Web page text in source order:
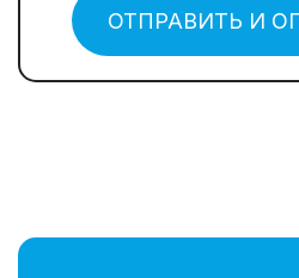
ОТПРАВИТЬ И